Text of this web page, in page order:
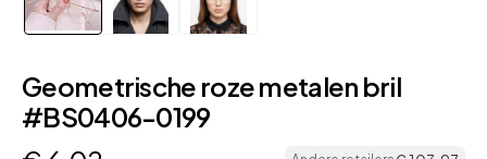
Geometrische roze metalen bril
#BS0406-0199